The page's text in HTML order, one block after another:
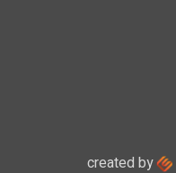
created by